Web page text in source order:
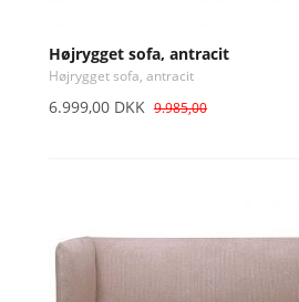
Højrygget sofa, antracit
Højrygget sofa, antracit
6.999,00 DKK 9.985,00